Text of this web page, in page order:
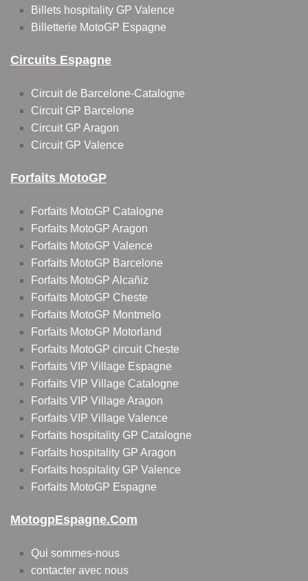
Billets hospitality GP Valence
Billetterie MotoGP Espagne
Circuits Espagne
Circuit de Barcelone-Catalogne
Circuit GP Barcelone
Circuit GP Aragon
Circuit GP Valence
Forfaits MotoGP
Forfaits MotoGP Catalogne
Forfaits MotoGP Aragon
Forfaits MotoGP Valence
Forfaits MotoGP Barcelone
Forfaits MotoGP Alcañiz
Forfaits MotoGP Cheste
Forfaits MotoGP Montmelo
Forfaits MotoGP Motorland
Forfaits MotoGP circuit Cheste
Forfaits VIP Village Espagne
Forfaits VIP Village Catalogne
Forfaits VIP Village Aragon
Forfaits VIP Village Valence
Forfaits hospitality GP Catalogne
Forfaits hospitality GP Aragon
Forfaits hospitality GP Valence
Forfaits MotoGP Espagne
MotogpEspagne.com
Qui sommes-nous
contacter avec nous